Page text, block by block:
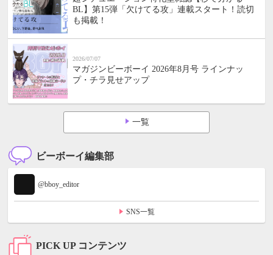
BL】第15弾「欠けてる攻」連載スタート！読切
も掲載！
2026/07/07
マガジンビーボーイ 2026年8月号 ラインナッ
プ・チラ見せアップ
一覧
ビーボーイ編集部
@bboy_editor
SNS一覧
PICK UP コンテンツ